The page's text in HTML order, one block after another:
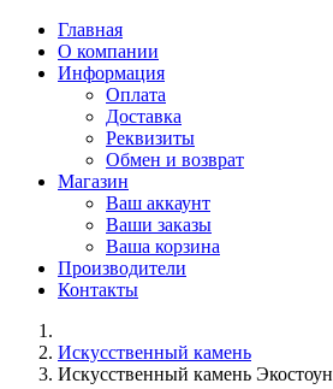
Главная
О компании
Информация
Оплата
Доставка
Реквизиты
Обмен и возврат
Магазин
Ваш аккаунт
Ваши заказы
Ваша корзина
Производители
Контакты
Искусственный камень
Искусственный камень Экостоун